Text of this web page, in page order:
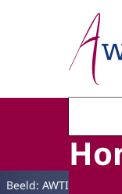
Naar
Beeld: AWTI